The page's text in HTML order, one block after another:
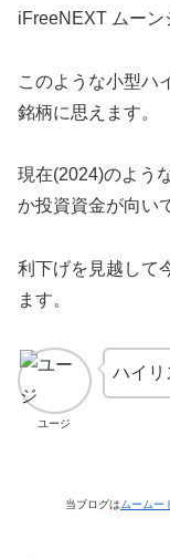
iFreeNEXT ムーン
このような小型ハ
銘柄に思えます。
現在(2024)のよう
か投資資金が向い
利下げを見越して
ます。
ユージ
ハイリ
当ブログは ムームー